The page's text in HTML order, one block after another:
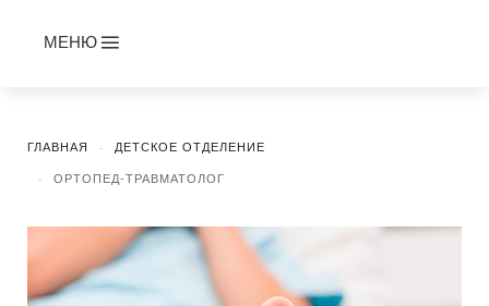
МЕНЮ
ГЛАВНАЯ
ДЕТСКОЕ ОТДЕЛЕНИЕ
ОРТОПЕД-ТРАВМАТОЛОГ